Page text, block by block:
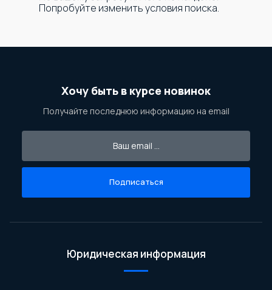
Попробуйте изменить условия поиска.
Хочу быть в курсе новинок
Получайте последнюю информацию на email
Подписаться
Юридическая информация